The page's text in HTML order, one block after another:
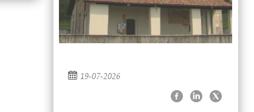
19-07-2026